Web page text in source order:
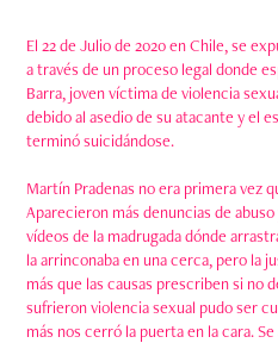
El 22 de Julio de 2020 en Chile, se
a través de un proceso legal donde
Barra, joven víctima de violencia
debido al asedio de su atacante y el
terminó suicidándose.
Martín Pradenas no era primera vez
Aparecieron más denuncias de
vídeos de la madrugada dónde
la arrinconaba en una cerca, pero la
más que las causas prescriben si no
sufrieron violencia sexual pudo ser
más nos cerró la puerta en la cara.